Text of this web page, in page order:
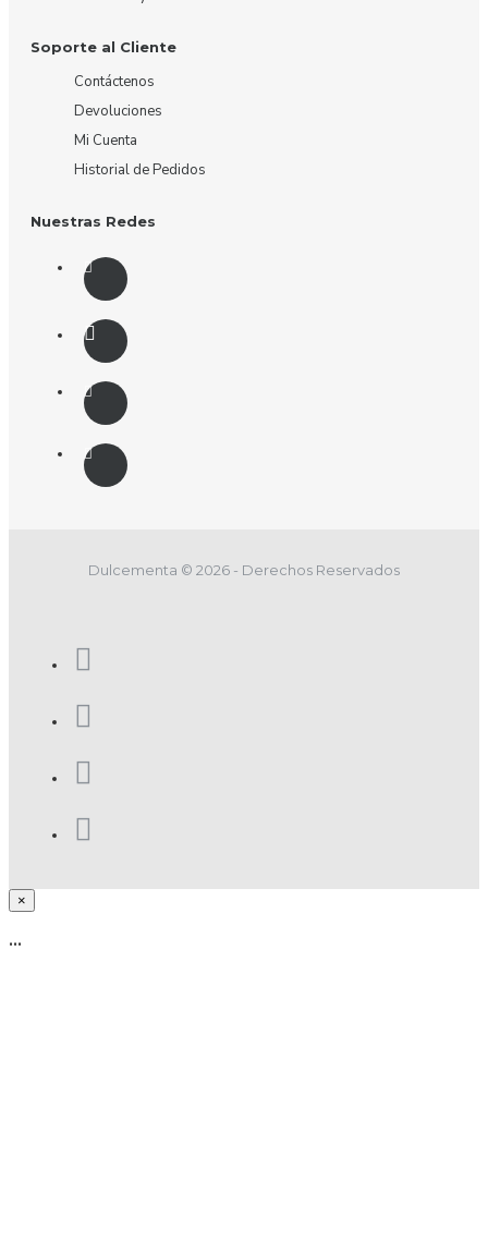
Soporte al Cliente
Contáctenos
Devoluciones
Mi Cuenta
Historial de Pedidos
Nuestras Redes
Dulcementa © 2026 - Derechos Reservados
×
...